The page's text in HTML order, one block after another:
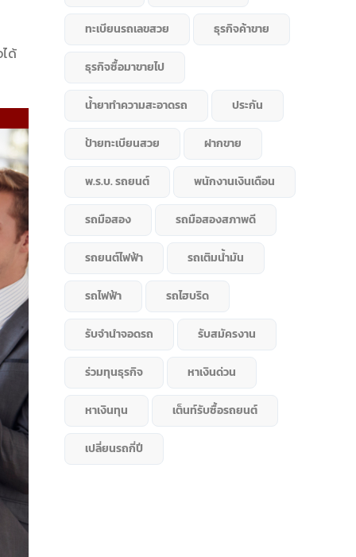
ด้
ทะเบียนรถเลขสวย ธุรกิจค้าขาย
ธุรกิจซื้อมาขายไป
น้ำยาทำความสะอาดรถ ประกัน
ป้ายทะเบียนสวย ฝากขาย
พ.ร.บ. รถยนต์ พนักงานเงินเดือน
รถมือสอง รถมือสองสภาพดี
รถยนต์ไฟฟ้า รถเติมน้ำมัน
รถไฟฟ้า รถไฮบริด
รับจำนำจอดรถ รับสมัครงาน
ร่วมทุนธุรกิจ หาเงินด่วน
หาเงินทุน เต็นท์รับซื้อรถยนต์
เปลี่ยนรถกี่ปี